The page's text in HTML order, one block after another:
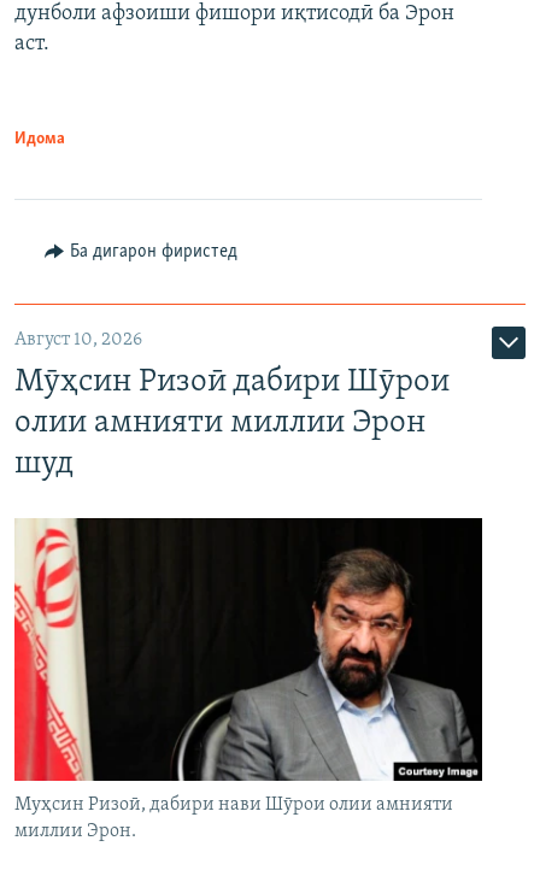
дунболи афзоиши фишори иқтисодӣ ба Эрон
аст.
Идома
Ба дигарон фиристед
Август 10, 2026
Мӯҳсин Ризоӣ дабири Шӯрои
олии амнияти миллии Эрон
шуд
Муҳсин Ризоӣ, дабири нави Шӯрои олии амнияти
миллии Эрон.